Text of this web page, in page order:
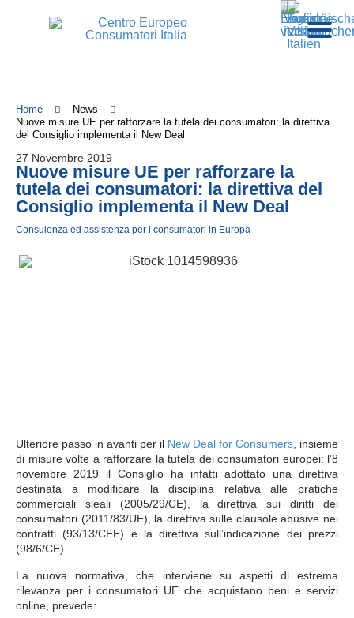
Home
News
Nuove misure UE per rafforzare la tutela dei consumatori: la direttiva
del Consiglio implementa il New Deal
27 Novembre 2019
Nuove misure UE per rafforzare la
tutela dei consumatori: la direttiva del
Consiglio implementa il New Deal
Consulenza ed assistenza per i consumatori in Europa
Ulteriore passo in avanti per il New Deal for Consumers, insieme
di misure volte a rafforzare la tutela dei consumatori europei: l’8
novembre 2019 il Consiglio ha infatti adottato una direttiva
destinata a modificare la disciplina relativa alle pratiche
commerciali sleali (2005/29/CE), la direttiva sui diritti dei
consumatori (2011/83/UE), la direttiva sulle clausole abusive nei
contratti (93/13/CEE) e la direttiva sull’indicazione dei prezzi
(98/6/CE).
La nuova normativa, che interviene su aspetti di estrema
rilevanza per i consumatori UE che acquistano beni e servizi
online, prevede: